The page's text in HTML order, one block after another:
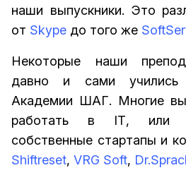
наши выпускники. Это
от Skype до того же
Некоторые наши
давно и сами учились
Академии ШАГ. Многие
работать в IТ, или
собственные стартапы и
Shiftreset, VRG Soft,